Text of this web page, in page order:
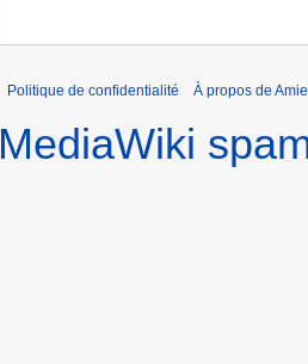
Politique de confidentialité À propos de
MediaWiki